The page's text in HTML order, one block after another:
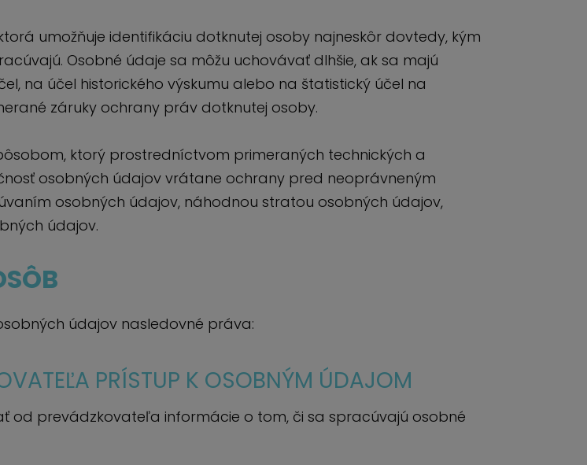
umožňuje identifikáciu dotknutej osoby najneskôr dovtedy, kým
Osobné údaje sa môžu uchovávať dlhšie, ak sa majú
na účel historického výskumu alebo na štatistický účel na
záruky ochrany práv dotknutej osoby.
ktorý prostredníctvom primeraných technických a
osobných údajov vrátane ochrany pred neoprávneným
osobných údajov, náhodnou stratou osobných údajov,
údajov.
údajov nasledovné práva:
PRÍSTUP K OSOBNÝM ÚDAJOM
od prevádzkovateľa informácie o tom, či sa spracúvajú osobné